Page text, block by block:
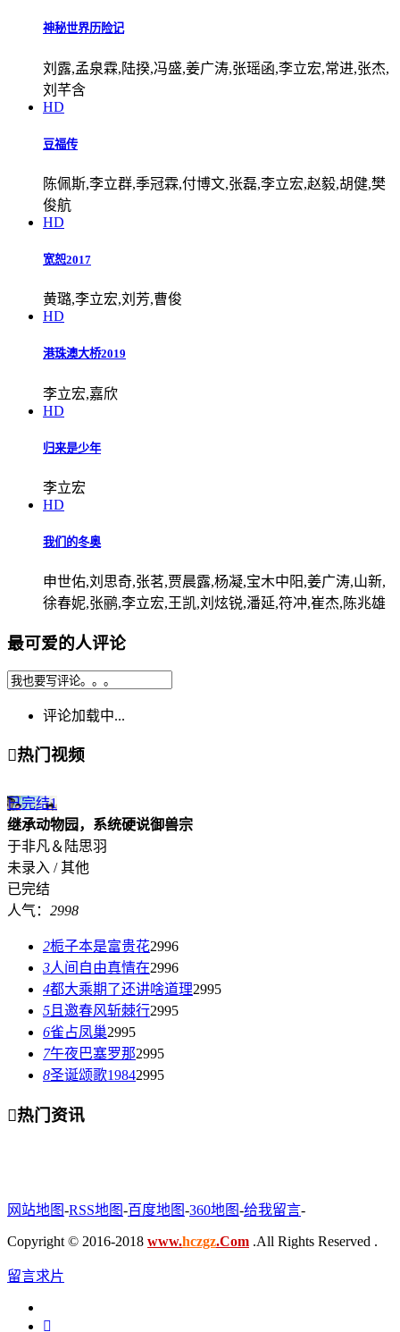
神秘世界历险记
刘露,孟泉霖,陆揆,冯盛,姜广涛,张瑶函,李立宏,常进,张杰,
刘芊含
HD
豆福传
陈佩斯,李立群,季冠霖,付博文,张磊,李立宏,赵毅,胡健,樊
俊航
HD
宽恕2017
黄璐,李立宏,刘芳,曹俊
HD
港珠澳大桥2019
李立宏,嘉欣
HD
归来是少年
李立宏
HD
我们的冬奥
申世佑,刘思奇,张茗,贾晨露,杨凝,宝木中阳,姜广涛,山新,
徐春妮,张鹂,李立宏,王凯,刘炫锐,潘延,符冲,崔杰,陈兆雄
最可爱的人评论
评论加载中...
热门视频
已完结1
继承动物园，系统硬说御兽宗
于非凡＆陆思羽
未录入 / 其他
已完结
人气： 2998
2栀子本是富贵花2996
3人间自由真情在2996
4都大乘期了还讲啥道理2995
5 且邀春风斩棘行2995
6雀占凤巢2995
7午夜巴塞罗那2995
8圣诞颂歌19842995
热门资讯
网站地图-RSS地图-百度地图-360地图-给我留言-
Copyright © 2016-2018 www.hczgz.Com .All Rights Reserved .
留言求片
